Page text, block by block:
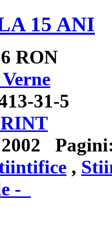
15 ANI
RON
31-5
2002
,
-